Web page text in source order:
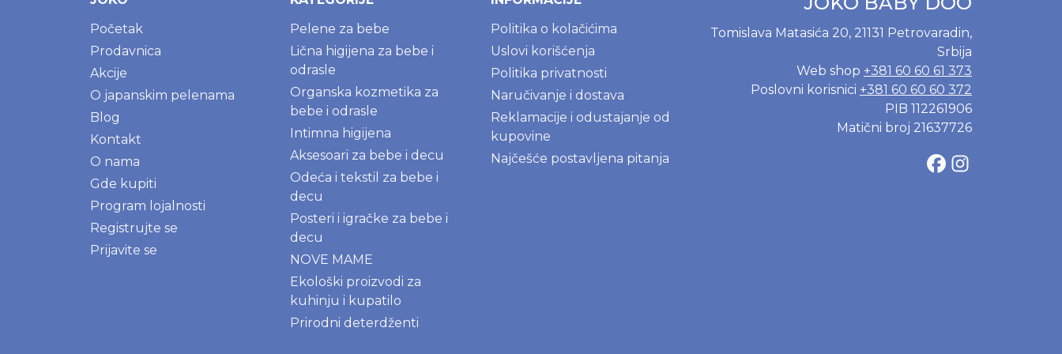
Početak
Prodavnica
Akcije
O japanskim pelenama
Blog
Kontakt
O nama
Gde kupiti
Program lojalnosti
Registrujte se
Prijavite se
Pelene za bebe
Lična higijena za bebe i
odrasle
Organska kozmetika za
bebe i odrasle
Intimna higijena
Aksesoari za bebe i decu
Odeća i tekstil za bebe i
decu
Posteri i igračke za bebe i
decu
NOVE MAME
Ekološki proizvodi za
kuhinju i kupatilo
Prirodni deterdženti
Politika o kolačićima
Uslovi korišćenja
Politika privatnosti
Naručivanje i dostava
Reklamacije i odustajanje od
kupovine
Najčešće postavljena pitanja
Tomislava Matasića 20, 21131 Petrovaradin,
Srbija
Web shop +381 60 60 61 373
Poslovni korisnici +381 60 60 60 372
PIB 112261906
Matični broj 21637726